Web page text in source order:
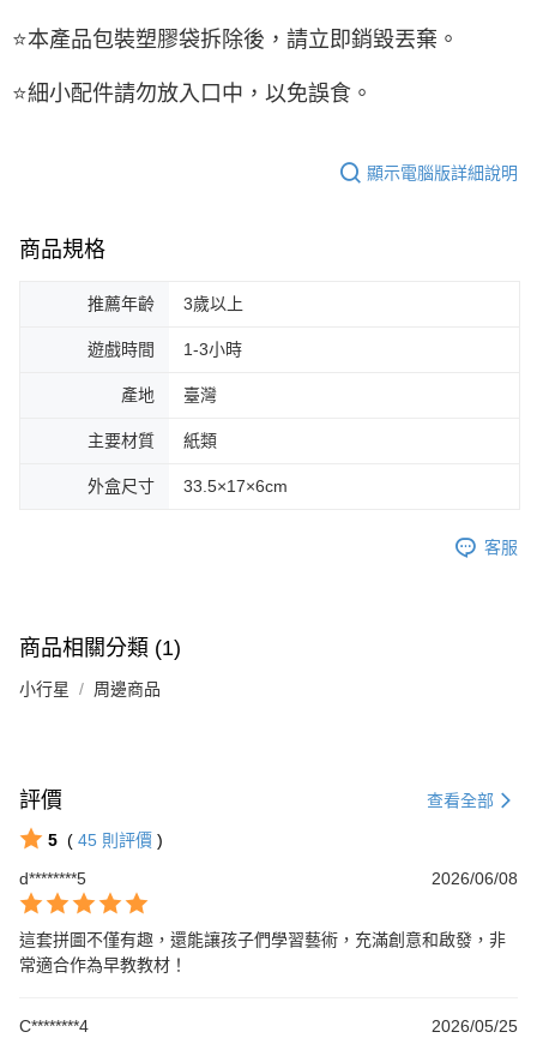
⭐本產品包裝塑膠袋拆除後，請立即銷毀丟棄。
⭐細小配件請勿放入口中，以免誤食。
顯示電腦版詳細說明
商品規格
推薦年齡 3歲以上
遊戲時間 1-3小時
產地 臺灣
主要材質 紙類
外盒尺寸 33.5×17×6cm
客服
商品相關分類 (1)
小行星 周邊商品
評價 查看全部
5 ( 45 則評價 )
d********5
2026/06/08
這套拼圖不僅有趣，還能讓孩子們學習藝術，充滿創意和啟發，非
常適合作為早教教材！
C********4 2026/05/25